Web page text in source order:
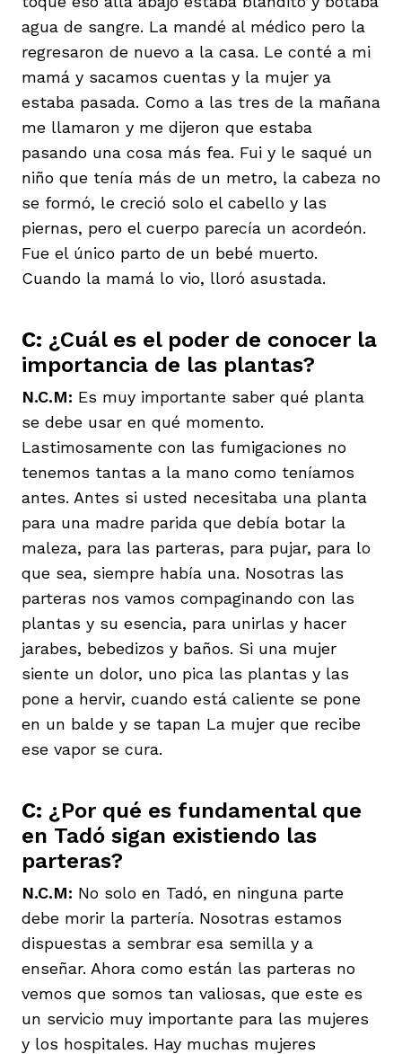
agua de sangre. La mandé al médico pero la
regresaron de nuevo a la casa. Le conté a mi
mamá y sacamos cuentas y la mujer ya
estaba pasada. Como a las tres de la mañana
me llamaron y me dijeron que estaba
pasando una cosa más fea. Fui y le saqué un
niño que tenía más de un metro, la cabeza no
se formó, le creció solo el cabello y las
piernas, pero el cuerpo parecía un acordeón.
Fue el único parto de un bebé muerto.
Cuando la mamá lo vio, lloró asustada.
C: ¿Cuál es el poder de conocer la
importancia de las plantas?
N.C.M: Es muy importante saber qué planta
se debe usar en qué momento.
Lastimosamente con las fumigaciones no
tenemos tantas a la mano como teníamos
antes. Antes si usted necesitaba una planta
para una madre parida que debía botar la
maleza, para las parteras, para pujar, para lo
que sea, siempre había una. Nosotras las
parteras nos vamos compaginando con las
plantas y su esencia, para unirlas y hacer
jarabes, bebedizos y baños. Si una mujer
siente un dolor, uno pica las plantas y las
pone a hervir, cuando está caliente se pone
en un balde y se tapan La mujer que recibe
ese vapor se cura.
C: ¿Por qué es fundamental que
en Tadó sigan existiendo las
parteras?
N.C.M: No solo en Tadó, en ninguna parte
debe morir la partería. Nosotras estamos
dispuestas a sembrar esa semilla y a
enseñar. Ahora como están las parteras no
vemos que somos tan valiosas, que este es
un servicio muy importante para las mujeres
y los hospitales. Hay muchas mujeres